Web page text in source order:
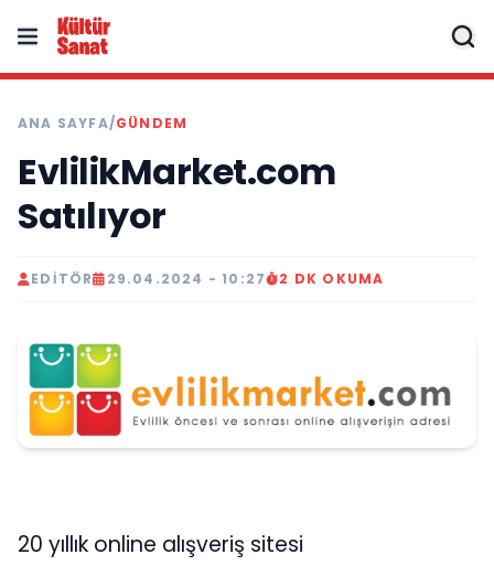
ANA SAYFA/GÜNDEM
EvlilikMarket.com
Satılıyor
EDITÖR 29.04.2024 - 10:27 2 DK OKUMA
20 yıllık online alışveriş sitesi